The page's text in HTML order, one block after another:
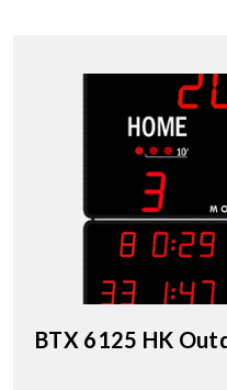
BTX 6125 HK